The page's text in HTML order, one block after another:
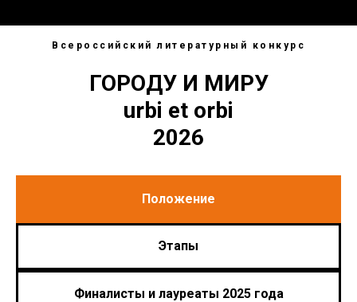
Всероссийский литературный конкурс
ГОРОДУ И МИРУ
urbi et orbi
2026
Положение
Этапы
Финалисты и лауреаты 2025 года